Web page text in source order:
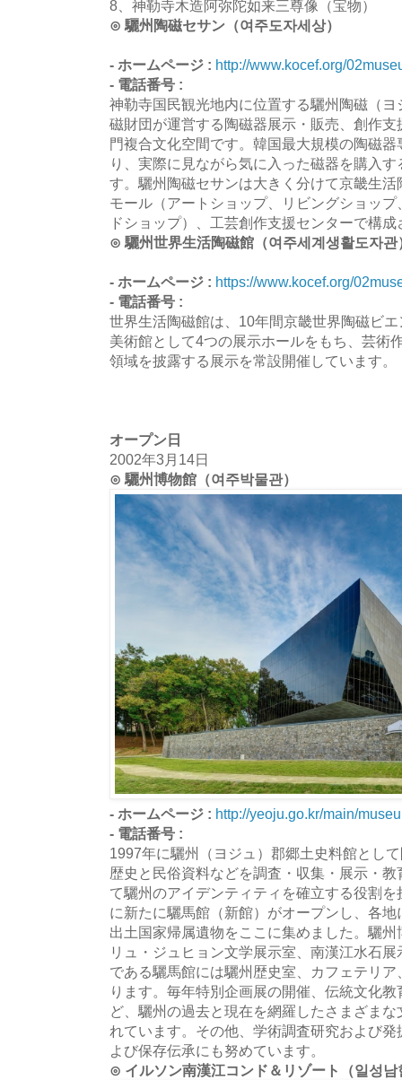
8、神勒寺木造阿弥陀如来三尊像（宝物）
⊙ 驪州陶磁セサン（여주도자세상）
- ホームページ : http://www.kocef.org/
- 電話番号 :
神勒寺国民観光地内に位置する驪州陶磁（
磁財団が運営する陶磁器展示・販売、創作
門複合文化空間です。韓国最大規模の陶磁
り、実際に見ながら気に入った磁器を購入
す。驪州陶磁セサンは大きく分けて京畿生
モール（アートショップ、リビングショッ
ドショップ）、工芸創作支援センターで構
⊙ 驪州世界生活陶磁館（여주세계생활도자관
- ホームページ : https://www.kocef.org/
- 電話番号 :
世界生活陶磁館は、10年間京畿世界陶磁ビ
美術館として4つの展示ホールをもち、芸術
領域を披露する展示を常設開催しています。
オープン日
2002年3月14日
⊙ 驪州博物館（여주박물관）
- ホームページ : http://yeoju.go.kr/main/
- 電話番号 :
1997年に驪州（ヨジュ）郡郷土史料館とし
歴史と民俗資料などを調査・収集・展示・
て驪州のアイデンティティを確立する役割
に新たに驪馬館（新館）がオープンし、各
出土国家帰属遺物をここに集めました。驪
リュ・ジュヒョン文学展示室、南漢江水石
である驪馬館には驪州歴史室、カフェテリ
ります。毎年特別企画展の開催、伝統文化
ど、驪州の過去と現在を網羅したさまざま
れています。その他、学術調査研究および
よび保存伝承にも努めています。
⊙ イルソン南漢江コンド＆リゾート（일성